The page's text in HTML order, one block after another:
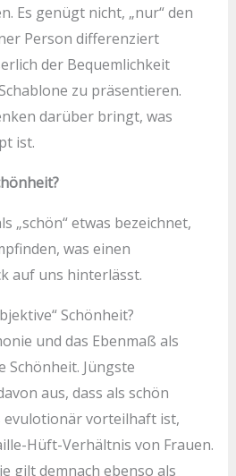
Es genügt nicht, „nur“ den
Person differenziert
der Bequemlichkeit
zu präsentieren.
darüber bringt, was
ist.
„schön“ etwas bezeichnet,
was einen
auf uns hinterlässt.
Schönheit?
und das Ebenmaß als
Jüngste
aus, dass als schön
evulotionär vorteilhaft ist,
Hüft-Verhältnis von Frauen.
gilt demnach ebenso als